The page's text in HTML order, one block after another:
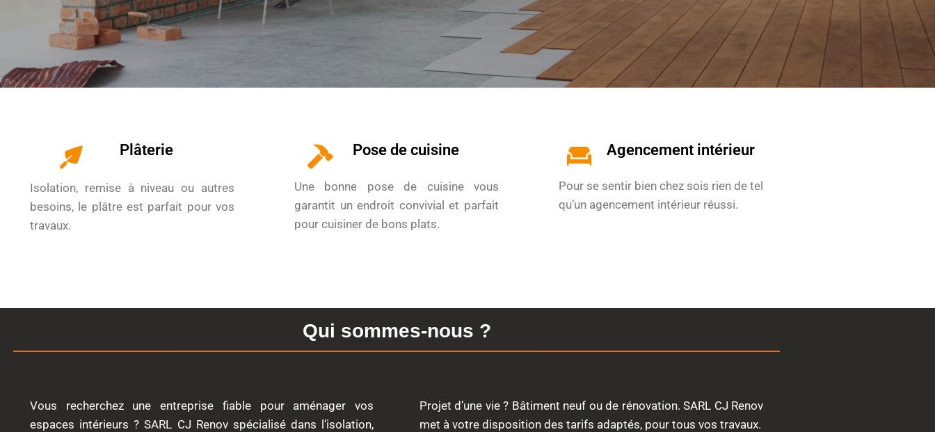
Plâterie
Isolation, remise à niveau ou autres
besoins, le plâtre est parfait pour vos
travaux.
Pose de cuisine
Une bonne pose de cuisine vous
garantit un endroit convivial et parfait
pour cuisiner de bons plats.
Agencement intérieur
Pour se sentir bien chez sois rien de tel
qu’un agencement intérieur réussi.
Qui sommes-nous ?
Vous recherchez une entreprise fiable pour aménager vos
espaces intérieurs ?SARL CJ Renov spécialisé dans l’isolation,
Projet d’une vie ? Bâtiment neuf ou de rénovation. SARL CJ Renov
met à votre disposition des tarifs adaptés, pour tous vos travaux.